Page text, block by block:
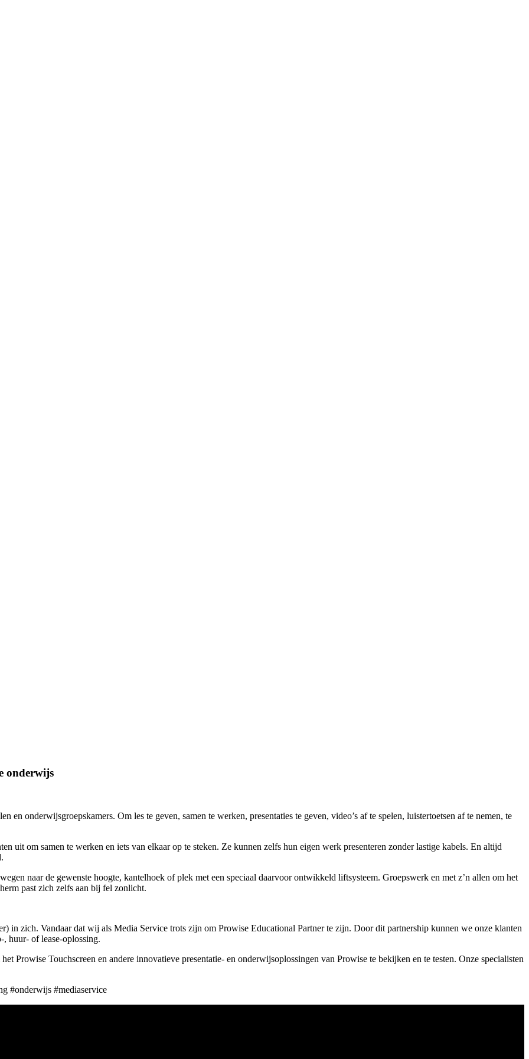
onderwijs
en onderwijsgroepskamers. Om les te geven, samen te werken, presentaties te geven, video’s af te spelen, luistertoetsen af te nemen, te
uit om samen te werken en iets van elkaar op te steken. Ze kunnen zelfs hun eigen werk presenteren zonder lastige kabels. En altijd
naar de gewenste hoogte, kantelhoek of plek met een speciaal daarvoor ontwikkeld liftsysteem. Groepswerk en met z’n allen om het
past zich zelfs aan bij fel zonlicht.
zich. Vandaar dat wij als Media Service trots zijn om Prowise Educational Partner te zijn. Door dit partnership kunnen we onze klanten
huur- of lease-oplossing.
Prowise Touchscreen en andere innovatieve presentatie- en onderwijsoplossingen van Prowise te bekijken en te testen. Onze specialisten
#onderwijs #mediaservice